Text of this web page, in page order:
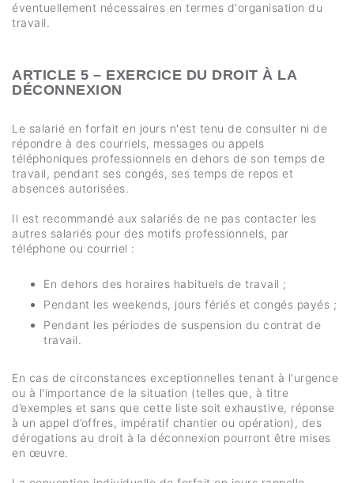
éventuellement nécessaires en termes d'organisation du
travail.
ARTICLE 5 – EXERCICE DU DROIT À LA
DÉCONNEXION
Le salarié en forfait en jours n'est tenu de consulter ni de
répondre à des courriels, messages ou appels
téléphoniques professionnels en dehors de son temps de
travail, pendant ses congés, ses temps de repos et
absences autorisées.
Il est recommandé aux salariés de ne pas contacter les
autres salariés pour des motifs professionnels, par
téléphone ou courriel :
En dehors des horaires habituels de travail ;
Pendant les weekends, jours fériés et congés payés ;
Pendant les périodes de suspension du contrat de
travail.
En cas de circonstances exceptionnelles tenant à l'urgence
ou à l'importance de la situation (telles que, à titre
d’exemples et sans que cette liste soit exhaustive, réponse
à un appel d’offres, impératif chantier ou opération), des
dérogations au droit à la déconnexion pourront être mises
en œuvre.